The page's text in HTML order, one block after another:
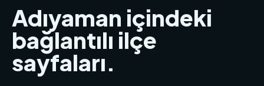
Adıyaman içindeki
bağlantılı ilçe
sayfaları.